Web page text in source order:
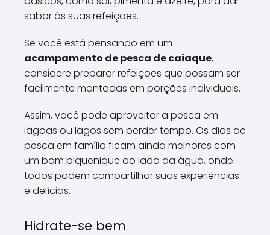
sabor às suas refeições.
Se você está pensando em um
acampamento de pesca de caiaque,
considere preparar refeições que possam ser
facilmente montadas em porções individuais.
Assim, você pode aproveitar a pesca em
lagoas ou lagos sem perder tempo. Os dias de
pesca em família ficam ainda melhores com
um bom piquenique ao lado da água, onde
todos podem compartilhar suas experiências
e delícias.
Hidrate-se bem